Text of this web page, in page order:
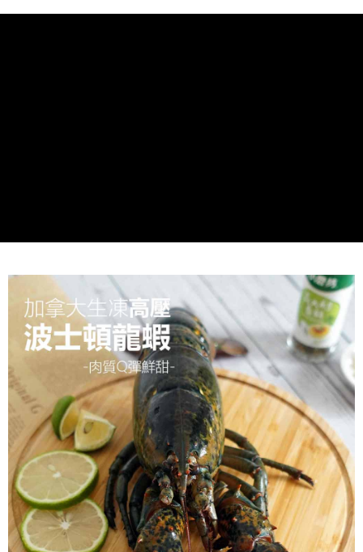
外島冷凍宅配